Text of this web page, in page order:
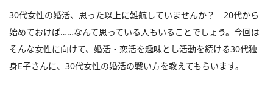
30代女性の婚活、思った以上に難航していませんか？ 20代から
始めておけば……なんて思っている人もいることでしょう。今回は
そんな女性に向けて、婚活・恋活を趣味とし活動を続ける30代独
身E子さんに、30代女性の婚活の戦い方を教えてもらいます。